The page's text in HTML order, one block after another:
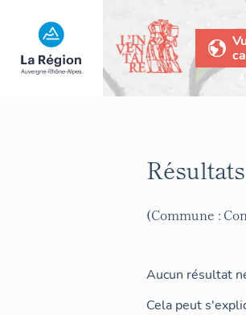
(Commune :
Aucun résultat
Cela peut